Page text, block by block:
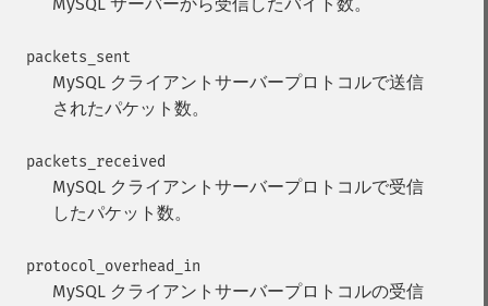
packets_sent
MySQL クライアントサーバープロトコルで送信
されたパケット数。
packets_received
MySQL クライアントサーバープロトコルで受信
したパケット数。
protocol_overhead_in
MySQL クライアントサーバープロトコルの受信